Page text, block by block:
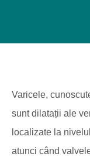
Varicele,
sunt dilatații ale
localizate la
atunci când